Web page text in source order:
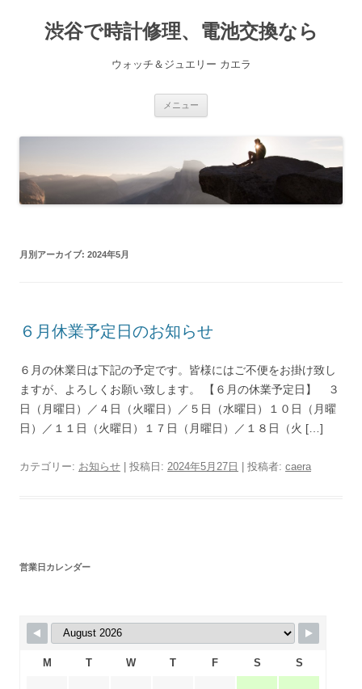
渋谷で時計修理、電池交換なら
ウォッチ＆ジュエリー カエラ
メニュー
ス
キ
プ
月別アーカイブ: 2024年5月
６月休業予定日のお知らせ
６月の休業日は下記の予定です。皆様にはご不便をお掛け致し
ますが、よろしくお願い致します。 【６月の休業予定日】 ３
日（月曜日）／４日（火曜日）／５日（水曜日）１０日（月曜
日）／１１日（火曜日）１７日（月曜日）／１８日（火 […]
カテゴリー: お知らせ | 投稿日: 2024年5月27日 投稿者: caera
営業日カレンダー
M T W T F S S